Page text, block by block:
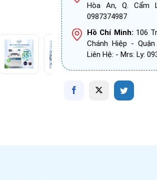
Hòa An, Q. Cẩm
0987374987
Hồ Chí Minh: 106
Chánh Hiệp -
Liên Hệ: - Mrs: Ly: